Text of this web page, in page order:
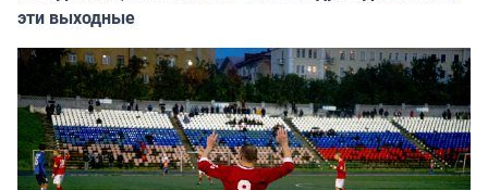
эти выходные